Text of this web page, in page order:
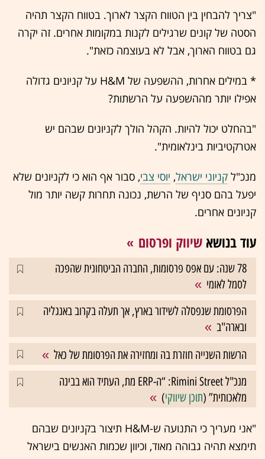
"צריך להבחין בין הטווח הקצר לארוך. בטווח הקצר תהיה
הסטה של קונים שרגילים לקנות במקומות אחרים. זה יקרה
גם בטווח הארוך, אבל לא בעוצמה כזאת".
* במילים אחרות, ההשפעה של H&M על קניונים גדולה
אפילו יותר מההשפעה על הרשתות?
"בהחלט יכול להיות. הקהל הולך לקניונים שבהם יש
אטרקטיביות בינלאומית".
מנכ"ל קניוני ישראל, יוסי צבי, סבור אף הוא כי לקניונים שלא
יפעל בהם סניף של הרשת, נכונה תחרות קשה יותר מול
קניונים אחרים.
עוד בנושא שיווק ופרסום
78 שנה: עם אפס פרסומות, החברה הביטחונית שהפכה
לסמל לאומי
הפרסומת שנפסלה לשידור בארץ, אך תעלה בקרוב באנגליה
ובארה"ב
הרשות השנייה חוזרת בה ומחזירה את הפרסומת של כאל
מנכ"ל Rimini Street: “ה-ERP מת, העתיד הוא בבינה
מלאכותית” (תוכן שיווקי)
"אני מעריך כי התנועה ש-H&M תיצור בקניונים שבהם
תימצא תהיה גבוהה מאוד, וכיוון שכמות האנשים בישראל